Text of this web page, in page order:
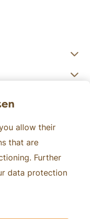
allow their
that are
Further
data protection